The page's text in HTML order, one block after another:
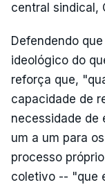
central sindical,
Defendendo
ideológico do
reforça que,
capacidade de
necessidade de
um a um para
processo
coletivo -- "que